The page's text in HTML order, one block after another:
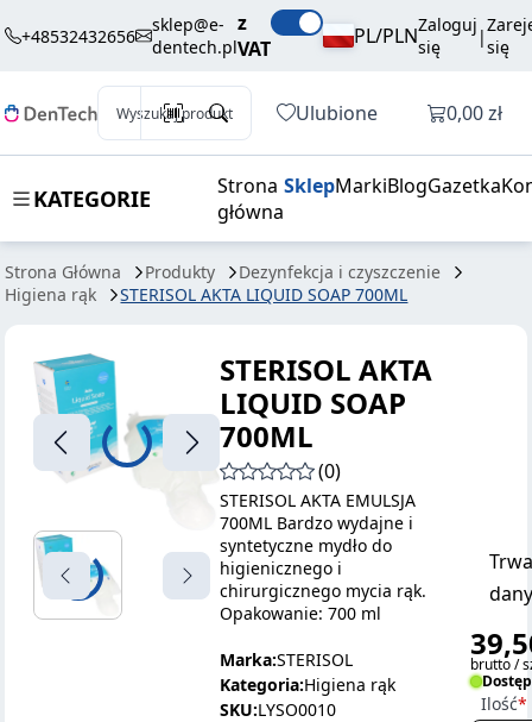
+48532432656
sklep@e-
dentech.pl
z
VAT
PL/PLNZaloguj
się
|się
Wyszukaj produkt Ulubione Otwórz
0,00 zł
KATEGORIE
Strona
główna
SklepMarkiBlogGazetka
Strona Główna Produkty
Dezynfekcja i czyszczenie
Higiena rąk
STERISOL AKTA LIQUID SOAP 700ML
LIQUID SOAP
39,50 zł
brutto / szt. Dodaj do koszyka
STERISOL AKTA
LIQUID SOAP
700ML
(0)
STERISOL AKTA EMULSJA
700ML Bardzo wydajne i
syntetyczne mydło do
higienicznego i
chirurgicznego mycia rąk.
Opakowanie: 700 ml
Marka:STERISOL
Kategoria:Higiena rąk
SKU:LYSO0010
brutto /
Ilość